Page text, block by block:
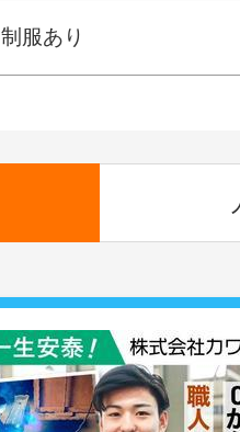
制服あり